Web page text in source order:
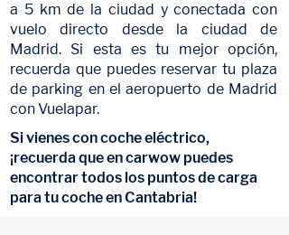
a 5 km de la ciudad y conectada con
vuelo directo desde la ciudad de
Madrid. Si esta es tu mejor opción,
recuerda que puedes reservar tu plaza
de parking en el aeropuerto de Madrid
con Vuelapar.
Si vienes con coche eléctrico,
¡recuerda que encarwow puedes
encontrar todos los puntos de carga
para tu coche en Cantabria!